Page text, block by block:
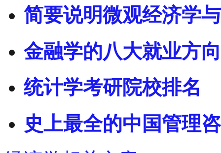
简要说明微观经济学
金融学的八大就业方
统计学考研院校排名
史上最全的中国管理